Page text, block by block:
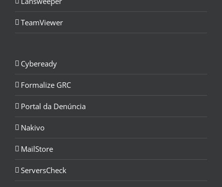
TeamViewer
Cybeready
Formalize GRC
Portal da Denúncia
Nakivo
MailStore
ServersCheck